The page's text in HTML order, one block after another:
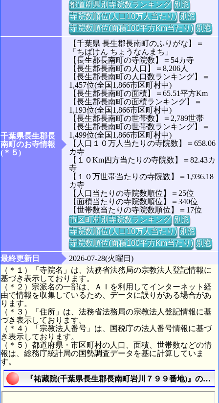
都道府県別寺院数ランキング 別窓
寺院数順位(人口10万人当たり) 別窓
寺院数順位(面積100平方Km当たり) 別窓
千葉県長生郡長
南町のお寺情報
(＊５)
【千葉県 長生郡長南町のふりがな】＝
「ちばけん ちょうなんまち」
【長生郡長南町の寺院数】＝54カ寺
【長生郡長南町の人口】＝8,206人
【長生郡長南町の人口数ランキング】＝
1,457位(全国1,866市区町村中)
【長生郡長南町の面積】＝65.51平方Km
【長生郡長南町の面積ランキング】＝
1,193位(全国1,866市区町村中)
【長生郡長南町の世帯数】＝2,789世帯
【長生郡長南町の世帯数ランキング】＝
1,499位(全国1,866市区町村中)
【人口１０万人当たりの寺院数】＝658.06
カ寺
【１０Km四方当たりの寺院数】＝82.43カ
寺
【１０万世帯当たりの寺院数】＝1,936.18
カ寺
【人口当たりの寺院数順位】＝25位
【面積当たりの寺院数順位】＝340位
【世帯数当たりの寺院数順位】＝17位
市区町村別寺院数ランキング 別窓
寺院数順位(人口10万人当たり) 別窓
寺院数順位(面積100平方Km当たり) 別窓
最終更新日
2026-07-28(火曜日)
（＊１）「寺院名」は、法務省法務局の宗教法人登記情報に
基づき表示しております。
（＊２）宗派名の一部は、ＡＩを利用してインターネット経
由で情報を収集しているため、データに誤りがある場合があ
ります。
（＊３）「住所」は、法務省法務局の宗教法人登記情報に基
づき表示しております。
（＊４）「宗教法人番号」は、国税庁の法人番号情報に基づ
き表示しております。
（＊５）都道府県・市区町村の人口、面積、世帯数などの情
報は、総務庁統計局の国勢調査データを基に計算していま
す。
『祐藏院(千葉県長生郡長南町岩川７９９番地)』の航